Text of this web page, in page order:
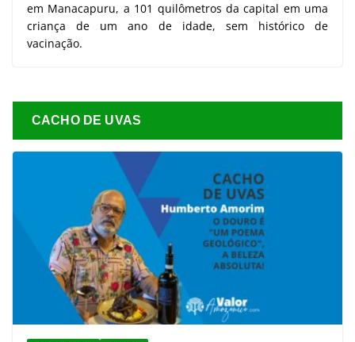
em Manacapuru, a 101 quilômetros da capital em uma
criança de um ano de idade, sem histórico de
vacinação.
CACHO DE UVAS